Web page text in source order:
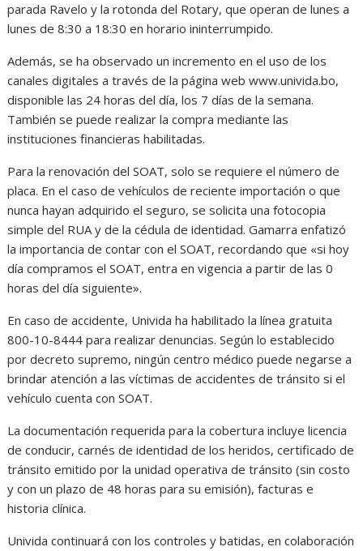
parada Ravelo y la rotonda del Rotary, que operan de lunes a
lunes de 8:30 a 18:30 en horario ininterrumpido.
Además, se ha observado un incremento en el uso de los
canales digitales a través de la página web www.univida.bo,
disponible las 24 horas del día, los 7 días de la semana.
También se puede realizar la compra mediante las
instituciones financieras habilitadas.
Para la renovación del SOAT, solo se requiere el número de
placa. En el caso de vehículos de reciente importación o que
nunca hayan adquirido el seguro, se solicita una fotocopia
simple del RUA y de la cédula de identidad. Gamarra enfatizó
la importancia de contar con el SOAT, recordando que «si hoy
día compramos el SOAT, entra en vigencia a partir de las 0
horas del día siguiente».
En caso de accidente, Univida ha habilitado la línea gratuita
800-10-8444 para realizar denuncias. Según lo establecido
por decreto supremo, ningún centro médico puede negarse a
brindar atención a las víctimas de accidentes de tránsito si el
vehículo cuenta con SOAT.
La documentación requerida para la cobertura incluye licencia
de conducir, carnés de identidad de los heridos, certificado de
tránsito emitido por la unidad operativa de tránsito (sin costo
y con un plazo de 48 horas para su emisión), facturas e
historia clínica.
Univida continuará con los controles y batidas, en colaboración